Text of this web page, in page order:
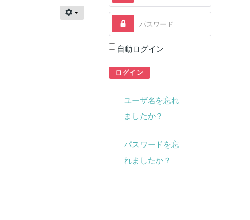
自動ログイン
ログイン
ユーザ名を忘れ
ましたか？
パスワードを忘
れましたか？